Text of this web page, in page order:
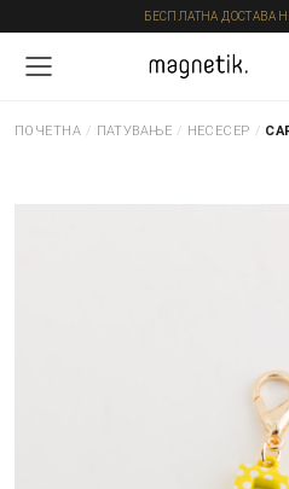
БЕСПЛАТНА ДОСТАВА
ПОЧЕТНА / ПАТУВАЊЕ / НЕСЕСЕР /